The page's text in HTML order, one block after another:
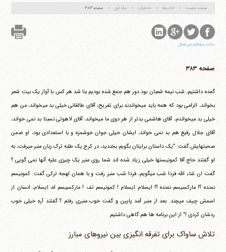
صفحه نخست
کتاب‌ها خاطرات جلد اول صفحه ۳۸۳
حالت مطالعه غیر فعال
صفحه ۳۸۳
گعده داشتیم، شب نیمه شعبان بود دور هم جمع شده بودیم بنا شد هر کس با آواز یک بیت شعر
بخواند، الزامی بود که همه باید می‎خواندند برای تفریح، آقای طالقانی خیلی بد می‎خواند، من هم
خیلی بد می‎خواندم، آقای هاشمی بدتر از هر دوی ما می‎خواند، آقای لاهوتی نسبتا بد نمی خواند،
آقای جلال رفیع هم بد نمی خواند، ایشان خیلی جوان خوشمزه و با استعدادی بود، او ضمن
صحبتهایش گفت: "یک داستان برایتان بگویم بخندید، در کرج یک طلبه ترک زبان منبر می‎رفت، به
او گفتند حاج آقا کمونیستها خیلی زیاد شده اند شما روی منبر یک چیزی علیه آنها نمی گویی ؟
گفت ان شاء الله فردا شب می‎گویم، فردا شب منبر رفت و با همان لهجه ترکی گفت: کمونیسم
نمنده ؟! مارکسیسم نمنده ؟! ایسلام ایسلام ! کمونیسم تف ! مارکسیسم اه، ایسلام، انسان از
اسمش چیف می‎چند. بعد از منبر آمد پایین و گفت خوب منبری رفتم ؟ گفتند آره خیلی خوب
ردشان کردی !" از این برنامه ها هم گاهی داشتیم.
تلاش ساواک برای تفرقه انگیزی بین نیروهای مبارز